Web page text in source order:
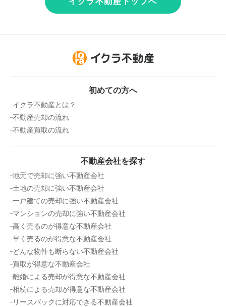
初めての方へ
イクラ不動産とは？
不動産売却の流れ
不動産買取の流れ
不動産会社を探す
地元で売却に強い不動産会社
土地の売却に強い不動産会社
一戸建ての売却に強い不動産会社
マンションの売却に強い不動産会社
高く売るのが得意な不動産会社
早く売るのが得意な不動産会社
どんな物件も断らない不動産会社
買取が得意な不動産会社
離婚による売却が得意な不動産会社
相続による売却が得意な不動産会社
リースバックに対応できる不動産会社